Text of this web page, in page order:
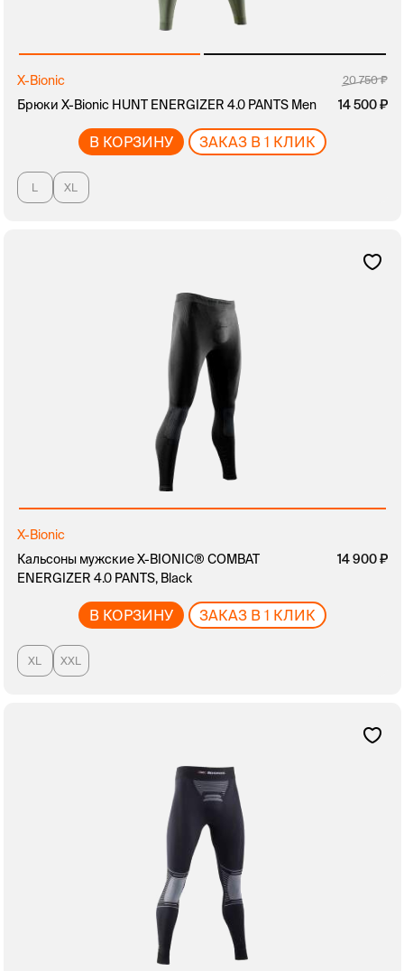
X-Bionic 20 750
Брюки X-Bionic HUNT ENERGIZER 4.0 PANTS Men 14 500
В КОРЗИНУ ЗАКАЗ В 1 КЛИК
L XL
X-Bionic
Кальсоны мужские X-BIONIC® COMBAT
ENERGIZER 4.0 PANTS, Black
14 900
В КОРЗИНУ ЗАКАЗ В 1 КЛИК
XL XXL